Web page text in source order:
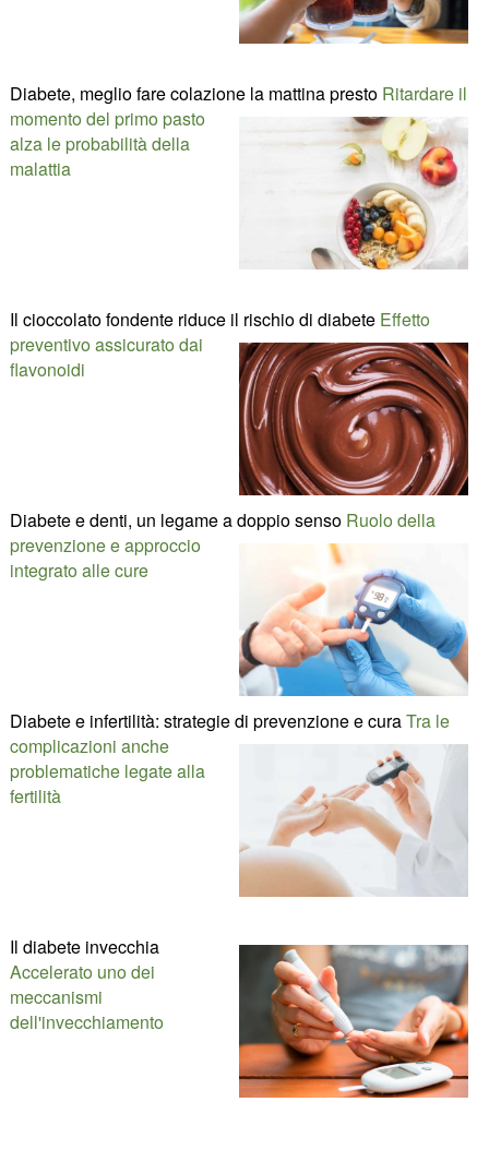
Diabete, meglio fare colazione la mattina presto Ritardare il
momento del primo pasto
alza le probabilità della
malattia
Il cioccolato fondente riduce il rischio di diabete Effetto
preventivo assicurato dai
flavonoidi
Diabete e denti, un legame a doppio senso Ruolo della
prevenzione e approccio
integrato alle cure
Diabete e infertilità: strategie di prevenzione e curaTra le
complicazioni anche
problematiche legate alla
fertilità
Il diabete invecchia
Accelerato uno dei
meccanismi
dell'invecchiamento